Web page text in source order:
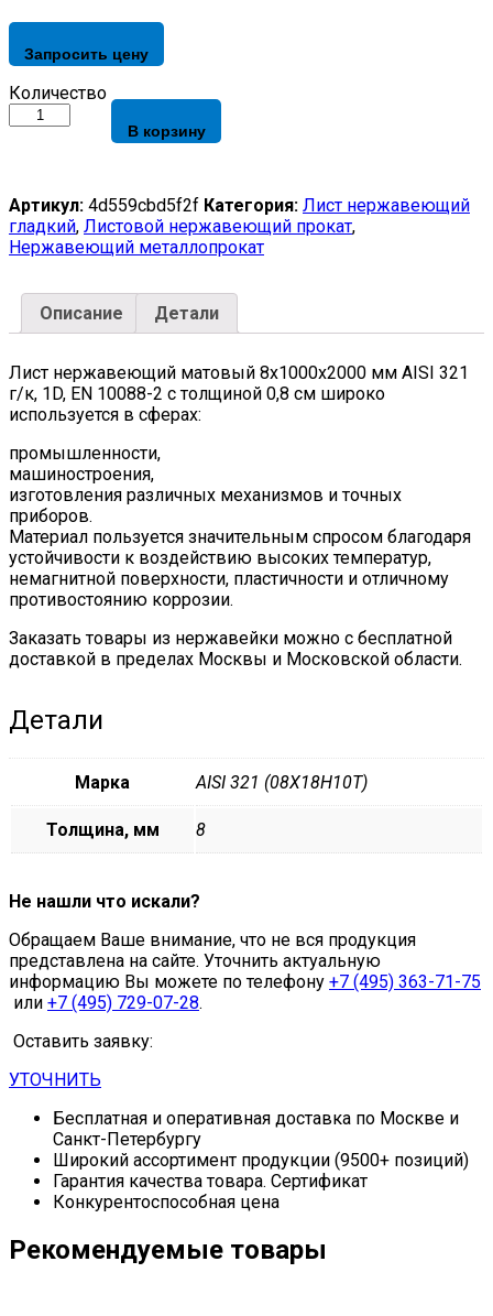
Запросить цену
Лист
нержавеющий
AISI
321
г/
к,
EN
10088-
quantity
Количество
В корзину
Артикул: 4d559cbd5f2f Категория: Лист нержавеющий
гладкий, Листовой нержавеющий прокат,
Нержавеющий металлопрокат
Описание Детали
Лист нержавеющий матовый 8х1000х2000 мм AISI 321
г/к, 1D, EN 10088-2 с толщиной 0,8 см широко
используется в сферах:
промышленности,
машиностроения,
изготовления различных механизмов и точных
приборов.
Материал пользуется значительным спросом благодаря
устойчивости к воздействию высоких температур,
немагнитной поверхности, пластичности и отличному
противостоянию коррозии.
Заказать товары из нержавейки можно с бесплатной
доставкой в пределах Москвы и Московской области.
Детали
Марка AISI 321 (08Х18Н10Т)
Толщина, мм 8
Не нашли что искали?
Обращаем Ваше внимание, что не вся продукция
представлена на сайте. Уточнить актуальную
информацию Вы можете по телефону +7 (495) 363-71-75
или +7 (495) 729-07-28.
Оставить заявку:
УТОЧНИТЬ
Бесплатная и оперативная доставка по Москве и
Санкт-Петербургу
Широкий ассортимент продукции (9500+ позиций)
Гарантия качества товара. Сертификат
Конкурентоспособная цена
Рекомендуемые товары